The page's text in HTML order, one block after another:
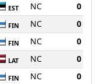
EST NC
0
FIN NC
0
FIN NC
0
LAT NC
0
FIN NC
0